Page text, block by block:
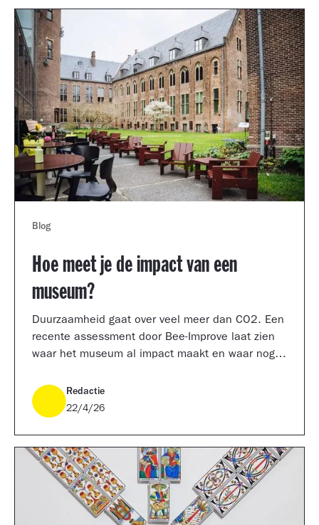
Blog
Hoe meet je de impact van een
museum?
Duurzaamheid gaat over veel meer dan CO2. Een
recente assessment door Bee-Improve laat zien
waar het museum al impact maakt en waar nog
Redactie
22/4/26